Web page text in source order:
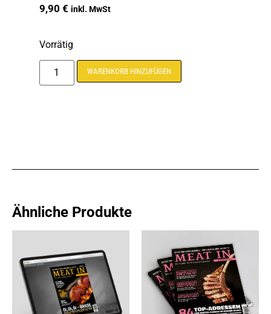
9,90 € inkl. MwSt
Vorrätig
WARENKORB HINZUFÜGEN
Ähnliche Produkte